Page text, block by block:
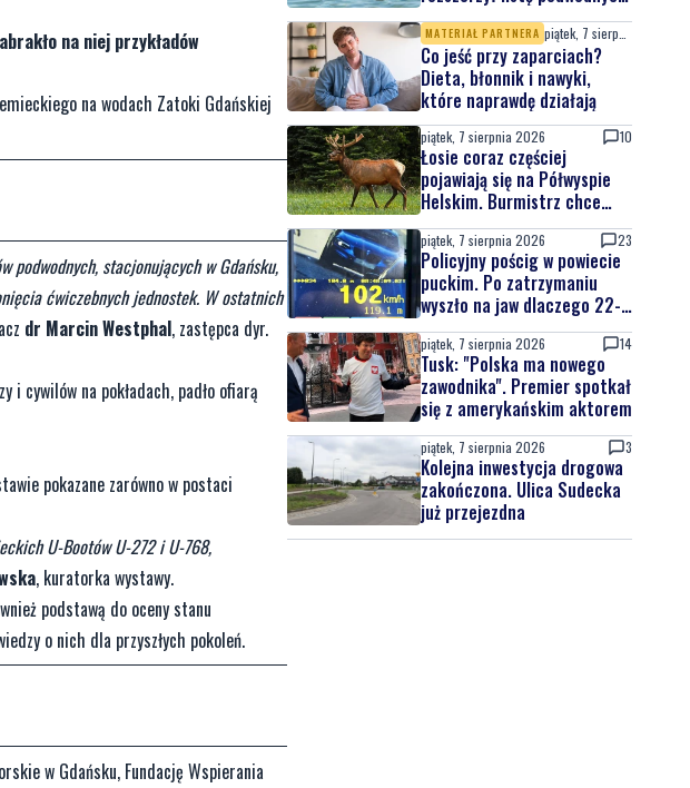
na niej przykładów
na wodach Zatoki Gdańskiej
podwodnych, stacjonujących w Gdańsku,
ćwiczebnych jednostek. W ostatnich
dr Marcin Westphal, zastępca dyr.
cywilów na pokładach, padło ofiarą
pokazane zarówno w postaci
U-Bootów U-272 i U-768,
, kuratorka wystawy.
podstawą do oceny stanu
o nich dla przyszłych pokoleń.
w Gdańsku, Fundację Wspierania
atrakcji
MATERIAŁ PARTNERA
Co jeść przy zaparciach?
Dieta, błonnik i nawyki,
które naprawdę działają
piątek, 7 sierpnia 2026 10
Łosie coraz częściej
pojawiają się na Półwyspie
Helskim. Burmistrz chce
nowych znaków drogowych
piątek, 7 sierpnia 2026 23
Policyjny pościg w powiecie
puckim. Po zatrzymaniu
wyszło na jaw dlaczego 22-
latek uciekał
piątek, 7 sierpnia 2026 14
Tusk: "Polska ma nowego
zawodnika". Premier spotkał
się z amerykańskim aktorem
piątek, 7 sierpnia 2026 3
Kolejna inwestycja drogowa
zakończona. Ulica Sudecka
już przejezdna